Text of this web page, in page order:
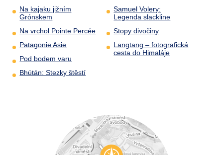
Na kajaku jižním
Grónskem
Na vrchol Pointe Percée
Patagonie Asie
Pod bodem varu
Bhútán: Stezky štěstí
Samuel Volery:
Legenda slackline
Stopy divočiny
Langtang – fotografická
cesta do Himaláje